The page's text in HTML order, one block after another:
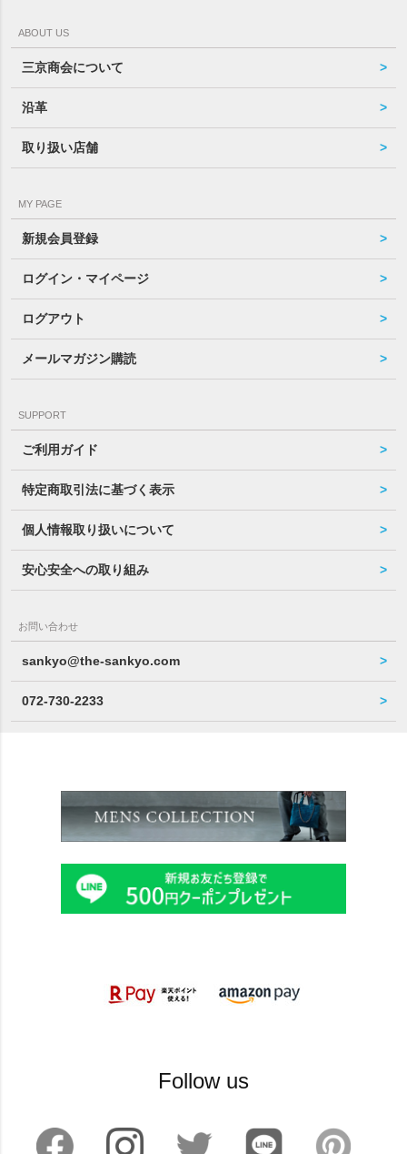
ABOUT US
三京商会について
沿革
取り扱い店舗
MY PAGE
新規会員登録
ログイン・マイページ
ログアウト
メールマガジン購読
SUPPORT
ご利用ガイド
特定商取引法に基づく表示
個人情報取り扱いについて
安心安全への取り組み
お問い合わせ
sankyo@the-sankyo.com
072-730-2233
Follow us